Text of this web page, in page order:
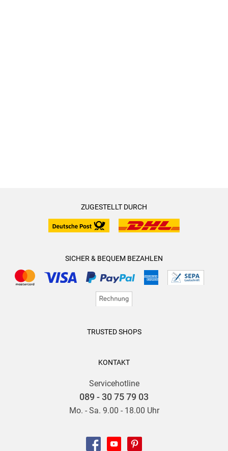
ZUGESTELLT DURCH
SICHER & BEQUEM BEZAHLEN
TRUSTED SHOPS
KONTAKT
Servicehotline
089 - 30 75 79 03
Mo. - Sa. 9.00 - 18.00 Uhr